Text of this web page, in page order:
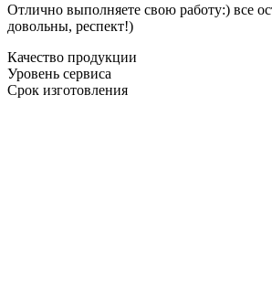
Отлично выполняете свою работу:) все
довольны, респект!)
Качество продукции
Уровень сервиса
Срок изготовления